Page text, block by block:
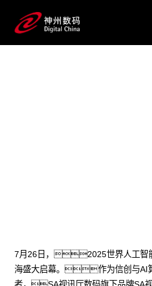
7月26日，2025世界人工智
海盛大启幕。作为信创与AI